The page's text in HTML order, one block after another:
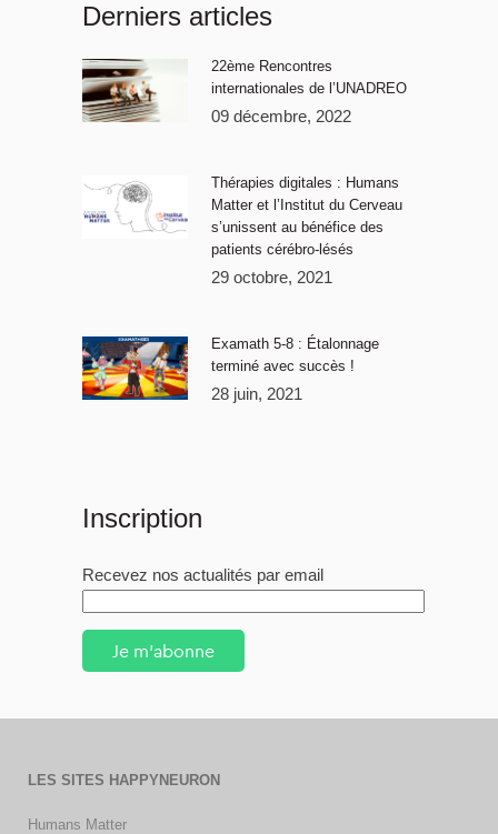
Derniers articles
22ème Rencontres
internationales de l’UNADREO
09 décembre, 2022
Thérapies digitales : Humans
Matter et l’Institut du Cerveau
s’unissent au bénéfice des
patients cérébro-lésés
29 octobre, 2021
Examath 5-8 : Étalonnage
terminé avec succès !
28 juin, 2021
Inscription
Recevez nos actualités par email
Je m'abonne
LES SITES HAPPYNEURON
Humans Matter